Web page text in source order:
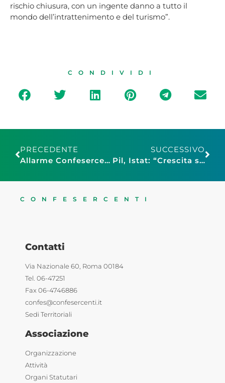
rischio chiusura, con un ingente danno a tutto il
mondo dell’intrattenimento e del turismo”.
CONDIVIDI
PRECEDENTE
Allarme Confesercenti Campania: “Giù le mani dai turisti, troppe tasse dallo Stato e nuovi balzelli comunali”
SUCCESSIVO
Pil, Istat: “Crescita sostenuta, nel 2021 + 4,7%, nel 2022 +4,4%”
CONFESERCENTI
Contatti
Via Nazionale 60, Roma 00184
Tel. 06-47251
Fax 06-4746886
confes@confesercenti.it
Sedi Territoriali
Associazione
Organizzazione
Attività
Organi Statutari